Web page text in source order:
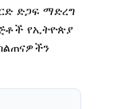
ድጋፍ ማድረግ
የኢትዮጵያ